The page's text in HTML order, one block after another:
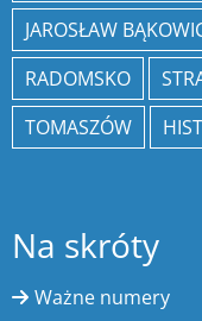
JAROSŁAW
RADOMSKO
TOMASZÓW
Na skróty
Ważne numery